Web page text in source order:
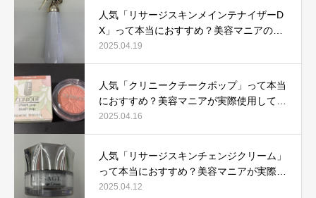
人気「リサージスキンメインテナイザーD
X」って本当におすすめ？美容マニアの私
が実際使用して、口コミを検証！
2025.04.19
人気「クリニークチークポップ」って本当
におすすめ？美容マニアが実際使用して口
コミを検証！
2025.04.16
人気「リサージスキンチェンジクリーム」
って本当におすすめ？美容マニアが実際使
用して口コミを検証！
2025.04.12